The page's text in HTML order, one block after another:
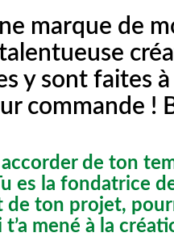
marque de
y sont faites
commande !
de ton
es la fondatrice
de ton projet,
mené à la